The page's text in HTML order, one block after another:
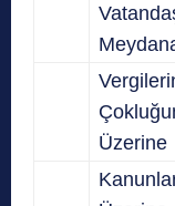
Üzerine